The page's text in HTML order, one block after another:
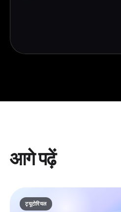
आगे पढ़ें
ट्यूटोरियल